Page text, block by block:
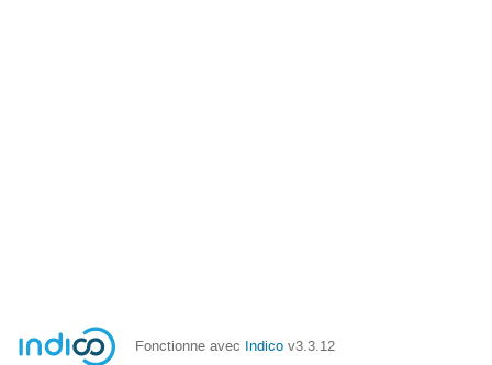
Fonctionne avec Indico v3.3.12